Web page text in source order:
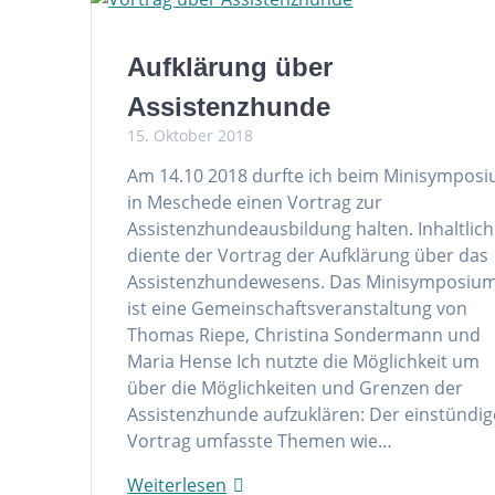
Aufklärung über
Assistenzhunde
15. Oktober 2018
Am 14.10 2018 durfte ich beim
in Meschede einen Vortrag zur
Assistenzhundeausbildung halten. Inhaltlich
diente der Vortrag der Aufklärung über das
Assistenzhundewesens. Das
ist eine Gemeinschaftsveranstaltung von
Thomas Riepe, Christina Sondermann und
Maria Hense Ich nutzte die Möglichkeit um
über die Möglichkeiten und Grenzen der
Assistenzhunde aufzuklären: Der
Vortrag umfasste Themen wie…
Weiterlesen